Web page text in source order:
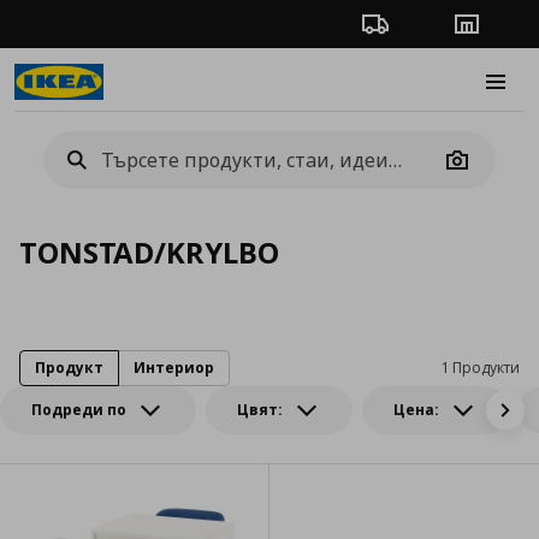
Проследяване на
Camera
TONSTAD/KRYLBO
Подреди по Цвят: Цена:
1 Продукти
Продукт Интериор